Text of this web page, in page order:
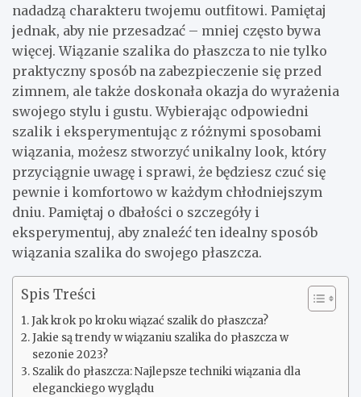
nadadzą charakteru twojemu outfitowi. Pamiętaj
jednak, aby nie przesadzać – mniej często bywa
więcej. Wiązanie szalika do płaszcza to nie tylko
praktyczny sposób na zabezpieczenie się przed
zimnem, ale także doskonała okazja do wyrażenia
swojego stylu i gustu. Wybierając odpowiedni
szalik i eksperymentując z różnymi sposobami
wiązania, możesz stworzyć unikalny look, który
przyciągnie uwagę i sprawi, że będziesz czuć się
pewnie i komfortowo w każdym chłodniejszym
dniu. Pamiętaj o dbałości o szczegóły i
eksperymentuj, aby znaleźć ten idealny sposób
wiązania szalika do swojego płaszcza.
Spis Treści
Jak krok po kroku wiązać szalik do płaszcza?
Jakie są trendy w wiązaniu szalika do płaszcza w
sezonie 2023?
Szalik do płaszcza: Najlepsze techniki wiązania dla
eleganckiego wyglądu